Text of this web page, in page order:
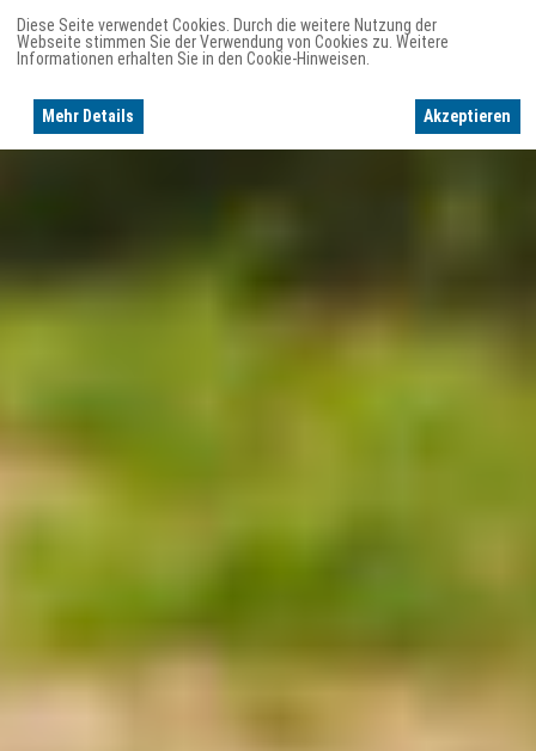
Diese Seite verwendet Cookies. Durch die weitere Nutzung der
Webseite stimmen Sie der Verwendung von Cookies zu. Weitere
Informationen erhalten Sie in den Cookie-Hinweisen.
Mehr Details Akzeptieren